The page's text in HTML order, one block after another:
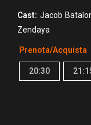
Cast: Jacob
Zendaya
Prenota/Acquista
20:30